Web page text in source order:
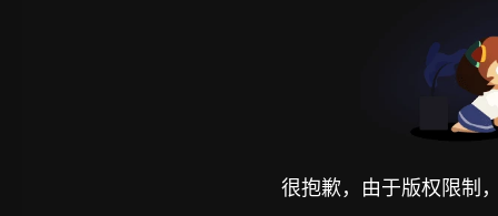
很抱歉，由于版权限制